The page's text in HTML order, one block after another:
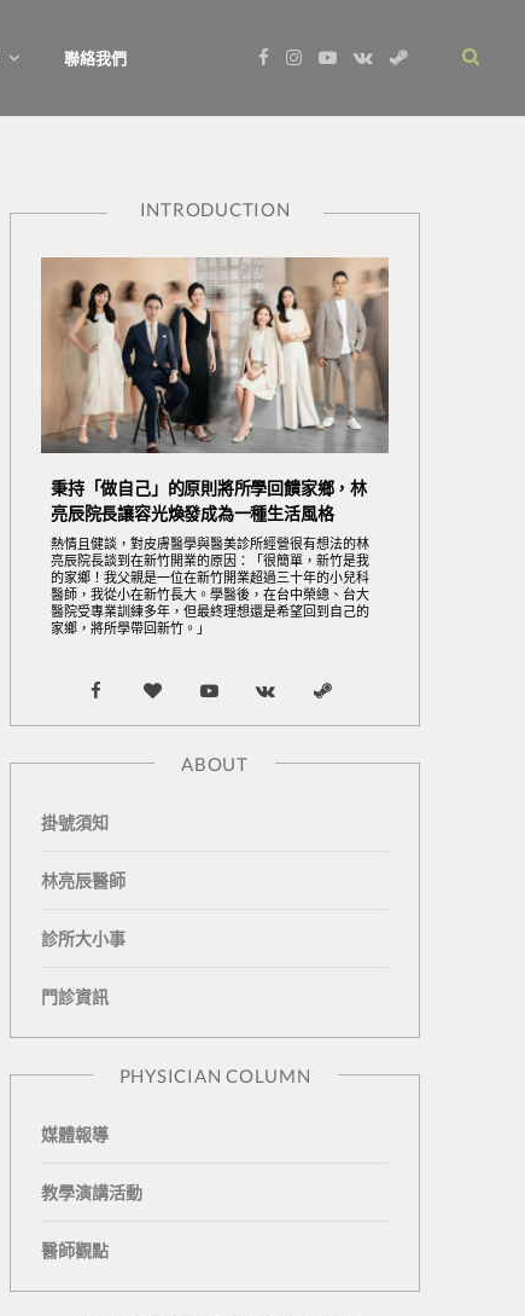
聯絡我們
I
Y
V
S
INTRODUCTION
秉持「做自己」的原則將所學回饋家鄉，林
亮辰院長讓容光煥發成為一種生活風格
熱情且健談，對皮膚醫學與醫美診所經營很有想法的林
亮辰院長談到在新竹開業的原因：「很簡單，新竹是我
的家鄉！我父親是一位在新竹開業超過三十年的小兒科
醫師，我從小在新竹長大。學醫後，在台中榮總、台大
醫院受專業訓練多年，但最終理想還是希望回到自己的
家鄉，將所學帶回新竹。」
F
a
e
b
k
B
l
n
Y
o
u
V
K
e
S
t
ABOUT
掛號須知
林亮辰醫師
診所大小事
門診資訊
PHYSICIAN COLUMN
媒體報導
教學演講活動
醫師觀點